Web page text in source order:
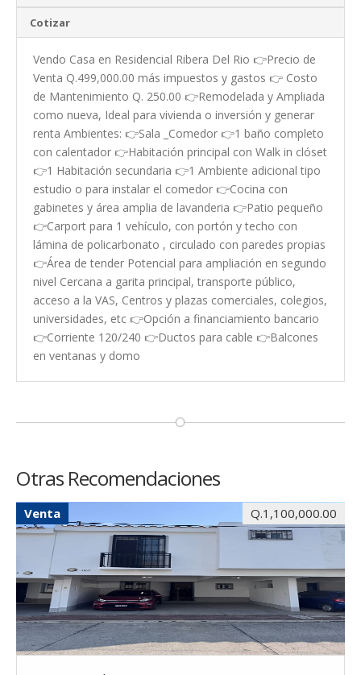
Cotizar
Vendo Casa en Residencial Ribera Del Rio 👉Precio de
Venta Q.499,000.00 más impuestos y gastos 👉 Costo
de Mantenimiento Q. 250.00 👉Remodelada y Ampliada
como nueva, Ideal para vivienda o inversión y generar
renta Ambientes: 👉Sala _Comedor 👉1 baño completo
con calentador 👉Habitación principal con Walk in clóset
👉1 Habitación secundaria 👉1 Ambiente adicional tipo
estudio o para instalar el comedor 👉Cocina con
gabinetes y área amplia de lavanderia 👉Patio pequeño
👉Carport para 1 vehículo, con portón y techo con
lámina de policarbonato , circulado con paredes propias
👉Área de tender Potencial para ampliación en segundo
nivel Cercana a garita principal, transporte público,
acceso a la VAS, Centros y plazas comerciales, colegios,
universidades, etc 👉Opción a financiamiento bancario
👉Corriente 120/240 👉Ductos para cable 👉Balcones
en ventanas y domo
Otras Recomendaciones
Venta Q.1,100,000.00